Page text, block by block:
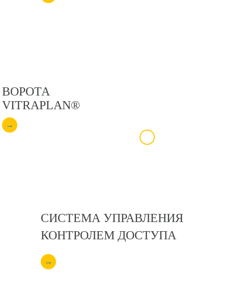
ВОРОТА
VITRAPLAN®
→
СИСТЕМА УПРАВЛЕНИЯ
КОНТРОЛЕМ ДОСТУПА
→